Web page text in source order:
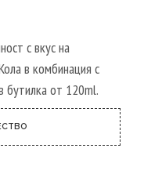
с вкус на
в комбинация с
от 120ml.